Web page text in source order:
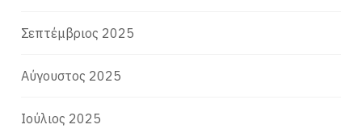
Σεπτέμβριος 2025
Αύγουστος 2025
Ιούλιος 2025